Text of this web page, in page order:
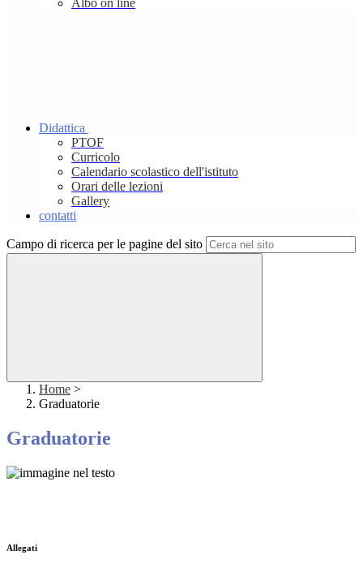
Albo on line
Didattica
PTOF
Curricolo
Calendario scolastico dell'istituto
Orari delle lezioni
Gallery
contatti
Campo di ricerca per le pagine del sito
Home >
Graduatorie
Graduatorie
Allegati